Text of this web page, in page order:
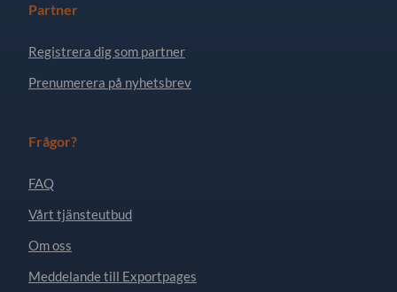
Partner
Registrera dig som partner
Prenumerera på nyhetsbrev
Frågor?
FAQ
Vårt tjänsteutbud
Om oss
Meddelande till Exportpages